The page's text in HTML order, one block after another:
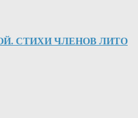
СТИХИ ЧЛЕНОВ ЛИТО